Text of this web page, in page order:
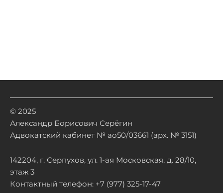
© 2025
Александр Борисович Серёгин
Адвокатский кабинет № ао50/03661 (арх. № 3151)
142204, г. Серпухов, ул. 1-ая Московская, д. 28/10,
этаж 3
Контактный телефон: +7 (977) 325-17-47